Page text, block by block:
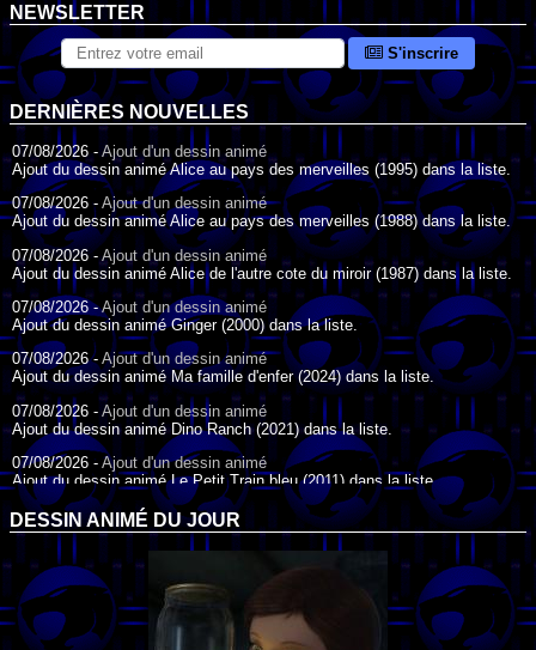
NEWSLETTER
S'inscrire
DERNIÈRES NOUVELLES
07/08/2026 - Ajout d'un dessin animé
Ajout du dessin animé Alice au pays des merveilles (1995) dans la liste.
07/08/2026 - Ajout d'un dessin animé
Ajout du dessin animé Alice au pays des merveilles (1988) dans la liste.
07/08/2026 -Ajout d'un dessin animé
Ajout du dessin animé Alice de l'autre cote du miroir (1987) dans la liste.
07/08/2026 -Ajout d'un dessin animé
Ajout du dessin animé Ginger (2000) dans la liste.
07/08/2026 - Ajout d'un dessin animé
Ajout du dessin animé Ma famille d'enfer (2024) dans la liste.
07/08/2026 - Ajout d'un dessin animé
Ajout du dessin animé Dino Ranch (2021) dans la liste.
07/08/2026 - Ajout d'un dessin animé
Ajout du dessin animé Le Petit Train bleu (2011) dans la liste.
07/08/2026 -Ajout d'un dessin animé
Ajout du dessin animé Agent Spécial Oso (2009) dans la liste.
17/07/2026 -Ajout d'un dessin animé
Ajout du dessin animé Peter Pan (1988) dans la liste.
17/07/2026 -
Ajout d'un dessin animé
Ajout du dessin animé Le Bossu de Notre-Dame (1996) dans la liste.
DESSIN ANIMÉ DU JOUR